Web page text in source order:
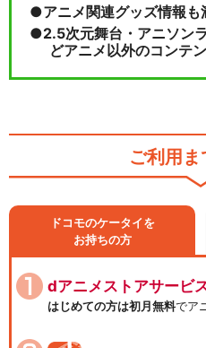
アニメ関連グッズ情報も
2.5次元舞台・アニソン
どアニメ以外のコンテ
ご利用
ドコモのケータイを
お持ちの方
dアニメストアサービ
はじめての方は初月無料でア